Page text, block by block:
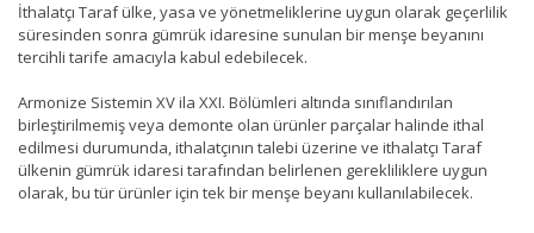
İthalatçı Taraf ülke, yasa ve yönetmeliklerine uygun olarak geçerlilik
süresinden sonra gümrük idaresine sunulan bir menşe beyanını
tercihli tarife amacıyla kabul edebilecek.
Armonize Sistemin XV ila XXI. Bölümleri altında sınıflandırılan
birleştirilmemiş veya demonte olan ürünler parçalar halinde ithal
edilmesi durumunda, ithalatçının talebi üzerine ve ithalatçı Taraf
ülkenin gümrük idaresi tarafından belirlenen gerekliliklere uygun
olarak, bu tür ürünler için tek bir menşe beyanı kullanılabilecek.